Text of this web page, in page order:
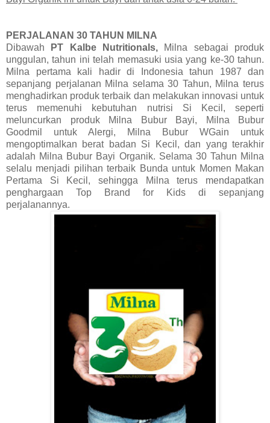
PERJALANAN 30 TAHUN MILNA
Dibawah
PT Kalbe Nutritionals, Milna sebagai produk
unggulan, tahun ini telah memasuki usia yang ke-30 tahun.
Milna pertama kali hadir di Indonesia tahun 1987 dan
sepanjang perjalanan Milna selama 30 Tahun, Milna terus
menghadirkan produk terbaik dan melakukan innovasi untuk
terus memenuhi kebutuhan nutrisi Si Kecil, seperti
meluncurkan produk Milna Bubur Bayi, Milna Bubur
Goodmil untuk Alergi, Milna Bubur WGain untuk
mengoptimalkan berat badan Si Kecil, dan yang terakhir
adalah Milna Bubur Bayi Organik. Selama 30 Tahun Milna
selalu menjadi pilihan terbaik Bunda untuk Momen Makan
Pertama Si Kecil, sehingga Milna terus mendapatkan
penghargaan Top Brand for Kids di sepanjang
perjalanannya.